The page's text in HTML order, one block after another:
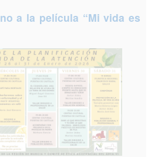
a la película “Mi vida es